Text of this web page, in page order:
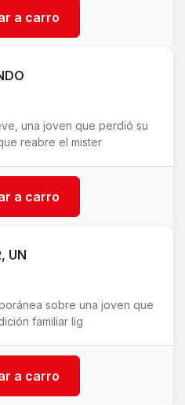
a carro
una joven que perdió su
reabre el mister
a carro
UN
sobre una joven que
familiar lig
a carro